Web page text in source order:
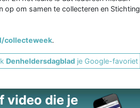
op om samen te collecteren en Stichting
collecteweek.
Denheldersdagblad je Google-favoriet
video die je